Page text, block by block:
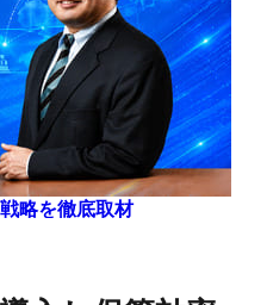
略を徹底取材